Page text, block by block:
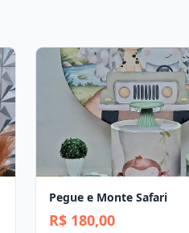
Pegue e Monte Safari
R$ 180,00